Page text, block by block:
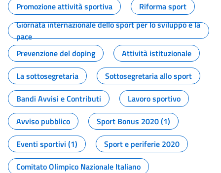
Promozione attività sportiva
Riforma sport
Giornata internazionale dello sport per lo sviluppo e la
pace
Prevenzione del doping
Attività istituzionale
La sottosegretaria
Sottosegretaria allo sport
Bandi Avvisi e Contributi
Lavoro sportivo
Avviso pubblico
Sport Bonus 2020 (1)
Eventi sportivi (1)
Sport e periferie 2020
Comitato Olimpico Nazionale Italiano